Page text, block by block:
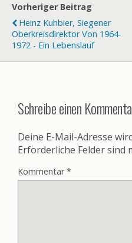
Vorheriger Beitrag
Heinz Kuhbier, Siegener
Oberkreisdirektor Von 1964-
1972 - Ein Lebenslauf
Schreibe einen
Deine E-Mail-Adresse
Erforderliche Felder sind
Kommentar*